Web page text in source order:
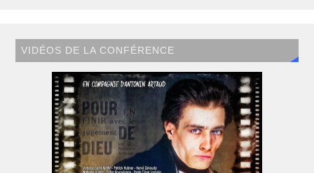
VIDÉOS DE LA CONFÉRENCE